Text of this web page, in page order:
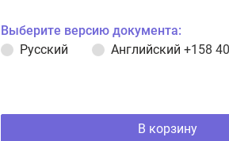
Выберите версию документа:
Русский
Английский +158
В корзину